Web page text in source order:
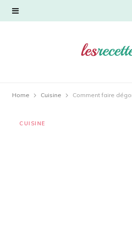
Home Cuisine Comment faire
CUISINE